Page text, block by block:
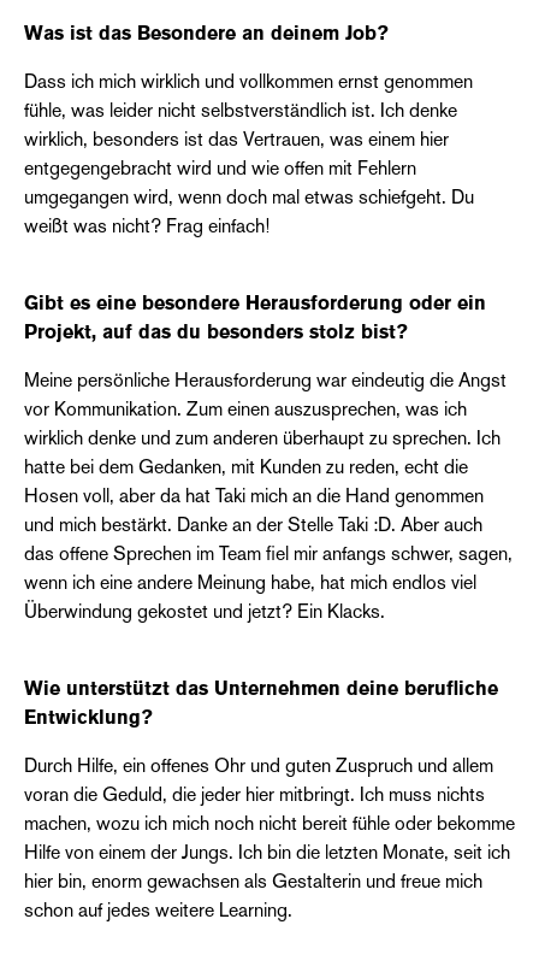
Was ist das Besondere an deinem Job?
Dass ich mich wirklich und vollkommen ernst genommen
fühle, was leider nicht selbstverständlich ist. Ich denke
wirklich, besonders ist das Vertrauen, was einem hier
entgegengebracht wird und wie offen mit Fehlern
umgegangen wird, wenn doch mal etwas schiefgeht. Du
weißt was nicht? Frag einfach!
Gibt es eine besondere Herausforderung oder ein
Projekt, auf das du besonders stolz bist?
Meine persönliche Herausforderung war eindeutig die Angst
vor Kommunikation. Zum einen auszusprechen, was ich
wirklich denke und zum anderen überhaupt zu sprechen. Ich
hatte bei dem Gedanken, mit Kunden zu reden, echt die
Hosen voll, aber da hat Taki mich an die Hand genommen
und mich bestärkt. Danke an der Stelle Taki :D. Aber auch
das offene Sprechen im Team fiel mir anfangs schwer, sagen,
wenn ich eine andere Meinung habe, hat mich endlos viel
Überwindung gekostet und jetzt? Ein Klacks.
Wie unterstützt das Unternehmen deine berufliche
Entwicklung?
Durch Hilfe, ein offenes Ohr und guten Zuspruch und allem
voran die Geduld, die jeder hier mitbringt. Ich muss nichts
machen, wozu ich mich noch nicht bereit fühle oder bekomme
Hilfe von einem der Jungs. Ich bin die letzten Monate, seit ich
hier bin, enorm gewachsen als Gestalterin und freue mich
schon auf jedes weitere Learning.